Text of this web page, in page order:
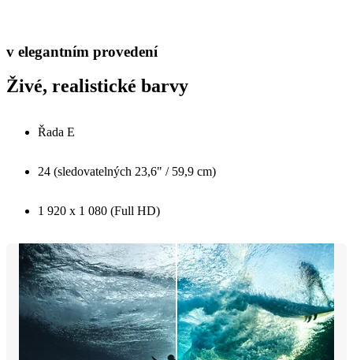
v elegantním provedení
Živé, realistické barvy
Řada E
24 (sledovatelných 23,6" / 59,9 cm)
1 920 x 1 080 (Full HD)